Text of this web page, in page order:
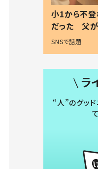
小1から不登
だった 父
る理由とは
SNSで話題
ラ
“人”のグッ